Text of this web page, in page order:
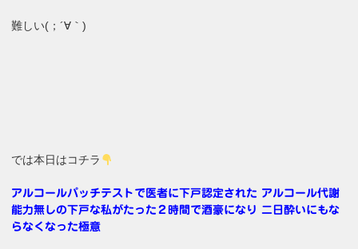
難しい(；´∀｀)
では本日はコチラ
アルコールパッチテストで医者に下戸認定された アルコール代謝
能力無しの下戸な私がたった２時間で酒豪になり 二日酔いにもな
らなくなった極意